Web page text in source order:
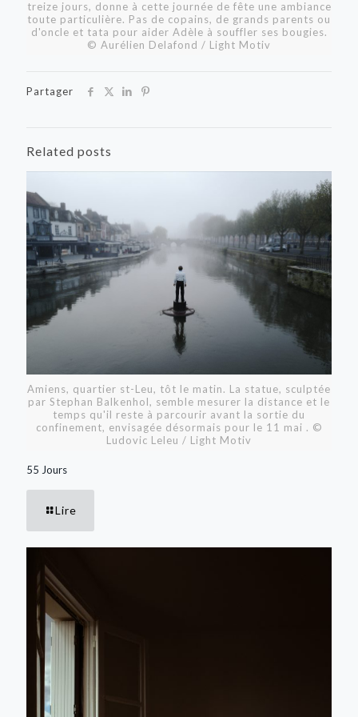
treize jours, donne à cette journée de fête une ambiance
toute particulière. Pas de copains, de grands parents ou
d'oncle et tata pour aider Adèle à souffler ses bougies.
© Aurélien Delafond / Light Motiv
Partager
Related posts
Amiens, quartier st-Leu, tôt le matin. La statue, sculptée
par Stephan Balkenhol, semble mesurer la distance et le
temps qu'il reste à parcourir avant la sortie du
confinement, envisagée désormais pour le 11 mai . ©
Ludovic Leleu / Light Motiv
55 Jours
Lire